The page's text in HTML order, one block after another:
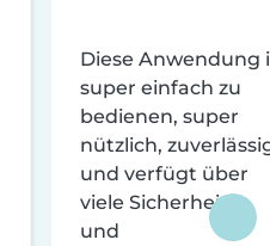
Diese Anwendung
super einfach zu
bedienen, super
nützlich,
und verfügt über
viele Sicherheits-
und